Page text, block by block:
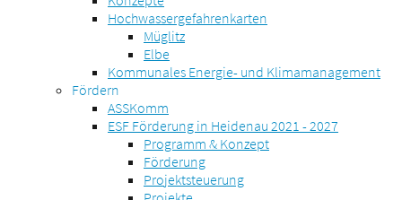
Hochwassergefahrenkarten
Müglitz
Elbe
Kommunales Energie- und Klimamanagement
Fördern
ASSKomm
ESF Förderung in Heidenau 2021 - 2027
Programm & Konzept
Förderung
Projektsteuerung